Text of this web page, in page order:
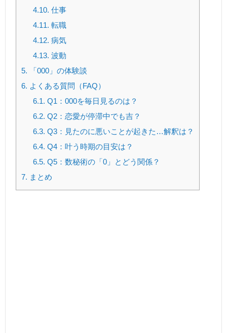
4.10. 仕事
4.11. 転職
4.12. 病気
4.13. 波動
5. 「000」の体験談
6. よくある質問（FAQ）
6.1. Q1：000を毎日見るのは？
6.2. Q2：恋愛が停滞中でも吉？
6.3. Q3：見たのに悪いことが起きた…解釈は？
6.4. Q4：叶う時期の目安は？
6.5. Q5：数秘術の「0」とどう関係？
7. まとめ